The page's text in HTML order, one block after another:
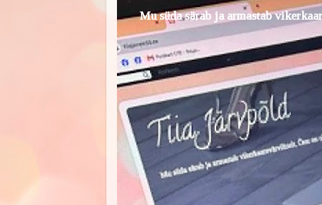
Mu süda särab ja armastab